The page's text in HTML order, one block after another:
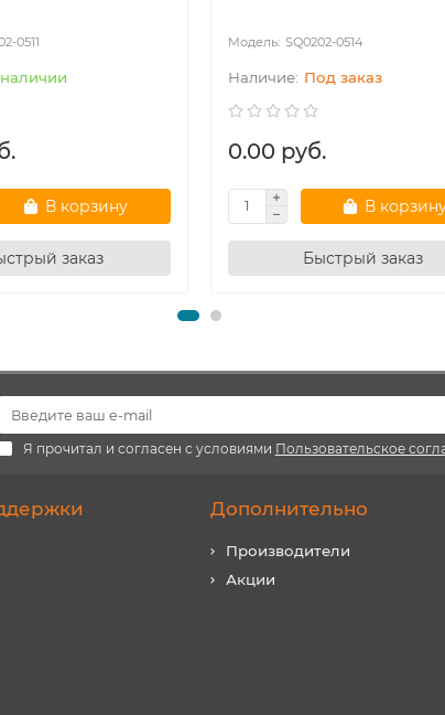
0511
В корзину
заказ
SQ0202-0514
Под заказ
0.00 руб.
В
Быстрый заказ
Я прочитал и согласен с условиями Пользовательское
Дополнительно
Производители
Акции